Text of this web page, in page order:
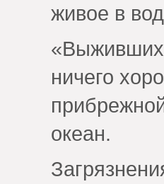
живое в
«Выживших
ничего
океан.